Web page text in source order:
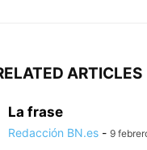
ARTICLES
La frase
Redacción BN.es - 9